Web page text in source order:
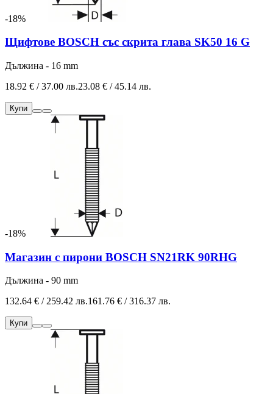
-18%
Щифтове BOSCH със скрита глава SK50 16 G
Дължина - 16 mm
18.92 € / 37.00 лв.23.08 € / 45.14 лв.
Купи
-18%
Магазин с пирони BOSCH SN21RK 90RHG
Дължина - 90 mm
132.64 € / 259.42 лв.161.76 € / 316.37 лв.
Купи